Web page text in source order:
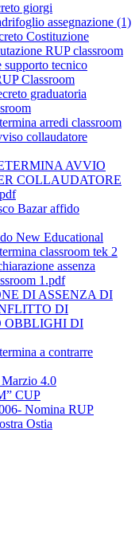
giorgi
assegnazione (1)
Costituzione
RUP classroom
supporto tecnico
Classroom
graduatoria
arredi classroom
collaudatore
AVVIO
COLLAUDATORE
Bazar affido
New Educational
classroom tek 2
assenza
1.pdf
DI ASSENZA DI
DI
OBBLIGHI DI
a contrarre
4.0
CUP
Nomina RUP
Ostia